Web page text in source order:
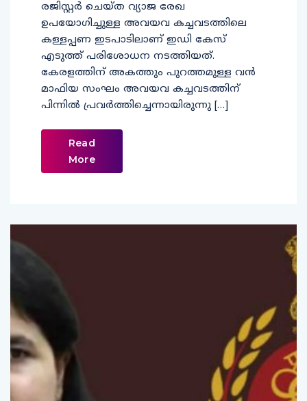
രജിസ്റ്റര്‍ ചെയ്ത വ്യാജ രേഖ
ഉപയോഗിച്ചുള്ള അവയവ കച്ചവടത്തിലെ
കള്ളപ്പണ ഇടപാടിലാണ് ഇഡി കേസ്
എടുത്ത് പരിശോധന നടത്തിയത്.
കേരളത്തിന് അകത്തും പുറത്തമുള്ള വന്‍
മാഫിയ സംഘം അവയവ കച്ചവടത്തിന്
പിന്നില്‍ പ്രവര്‍ത്തിച്ചെന്നായിരുന്നു […]
Read
More